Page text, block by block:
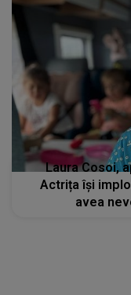
Laura Cosoi,
Actrița își
avea